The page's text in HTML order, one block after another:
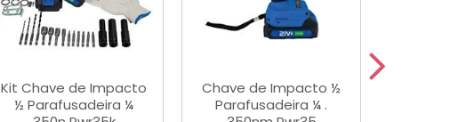
Kit Chave de Impacto
½ Parafusadeira ¼
Chave de Impacto ½
Parafusadeira ¼ .